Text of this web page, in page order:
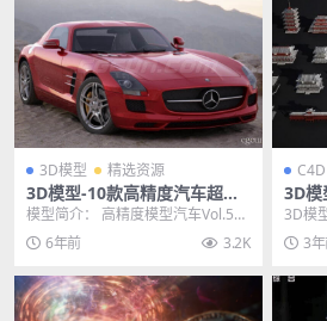
3D模型 精选资源
3D模型-10款高精度汽车超跑
车辆模型下载 (格式支持:Max/
C4D/FBX/OBJ)
模型简介： 高精度模型汽车Vol.5给
你10个非常高细节的带材质的汽车
模型。每一...
6年前 3.2K
C4D
3D模
筑模
MA
3D模
型 格
他...3